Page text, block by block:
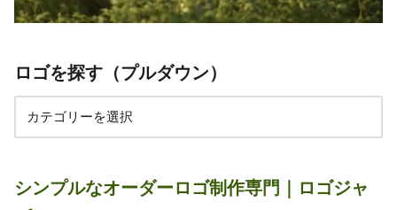
ロゴを探す（プルダウン）
シンプルなオーダーロゴ制作専門｜ロゴジャ